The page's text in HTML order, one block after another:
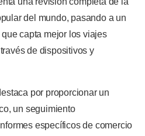
del mundo, pasando a un
capta mejor los viajes
de dispositivos y
por proporcionar un
un seguimiento
específicos de comercio